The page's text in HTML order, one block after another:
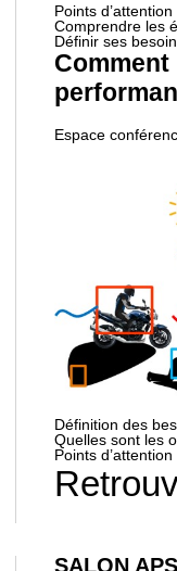
Points
Comprendre les
Définir ses
Espace
Définition des
Quelles sont les
Points
SALON